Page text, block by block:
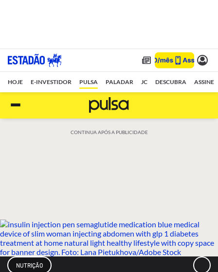
HOJE E-INVESTIDOR PULSA PALADAR JC DESCUBRA ASSINE
CONTINUA APÓS A PUBLICIDADE
NUTRIÇÃO